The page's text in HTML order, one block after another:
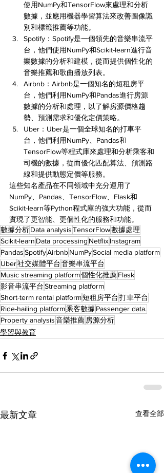
使用NumPy和TensorFlow來處理和分析
數據，並應用機器學習算法來改善圖像識
別和標籤推薦等功能。
Spotify：Spotify是一個領先的音樂串流平
台，他們使用NumPy和Scikit-learn進行音
樂數據的分析和建模，從而提供個性化的
音樂推薦和歌曲播放列表。
Airbnb：Airbnb是一個知名的短租房平
台，他們利用NumPy和Pandas進行房源
數據的分析和處理，以了解房源價格趨
勢、預測需求和優化定價策略。
Uber：Uber是一個全球知名的打車平
台，他們利用NumPy、Pandas和
TensorFlow等程式庫來處理和分析乘客和
司機的數據，從而優化匹配算法、預測路
線和提供動態定價等服務。
這些知名產品在不同領域中充分運用了
NumPy、Pandas、TensorFlow、Flask和
Scikit-learn等Python程式庫的強大功能，從而
實現了更智能、更個性化的服務和功能。
數據分析Data analysisTensorFlow數據處理
Scikit-learn Data processing NetflixInstagram
PandasSpotifyAirbnbNumPySocial media platform
Uber社交媒體平台音樂串流平台
Music streaming platform個性化推薦Flask
影音串流平台Streaming platform
Short-term rental platform短租房平台打車平台
Ride-hailing platform乘客數據Passenger data.
Property analysis音樂推薦房源分析
學習與教育
最新文章 查看全部